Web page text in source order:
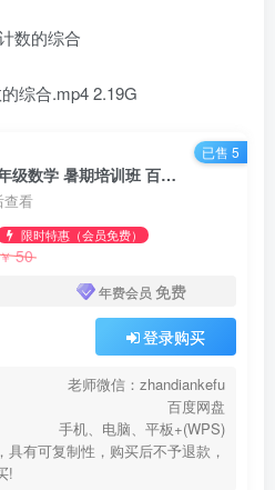
的综合
合.mp4 2.19G
学而思 李士超 四年级升五年级数学 暑期培训班 百度网盘下载
查看
限时特惠（会员免费）
￥50
年费会员 免费
登录购买
老师微信：zhandiankefu
百度网盘
手机、电脑、平板+(WPS)
具有可复制性，购买后不予退款，
!
已售 5